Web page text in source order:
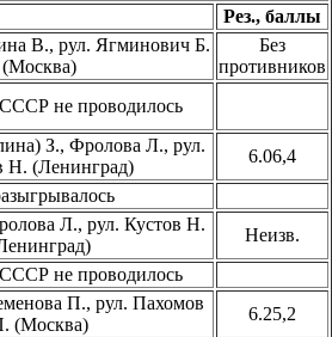
Рез., баллы
В., рул. Ягминович Б.
(Москва)
Без
противников
не проводилось
З., Фролова Л., рул.
Н. (Ленинград)
6.06,4
Л., рул. Кустов Н.
Неизв.
не проводилось
П., рул. Пахомов
(Москва)
6.25,2